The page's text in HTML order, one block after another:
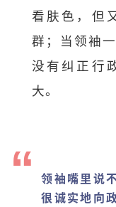
看肤色，但
群；当领袖
没有纠正行
大。
领袖嘴里说
很诚实地向